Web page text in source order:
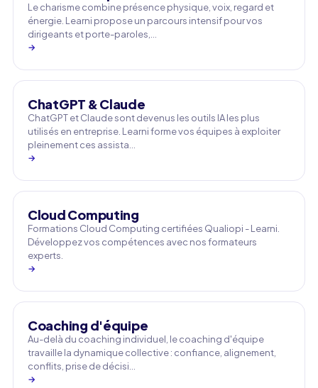
Le charisme combine présence physique, voix, regard et
énergie. Learni propose un parcours intensif pour vos
dirigeants et porte-paroles,…
→
ChatGPT & Claude
ChatGPT et Claude sont devenus les outils IA les plus
utilisés en entreprise. Learni forme vos équipes à exploiter
pleinement ces assista…
→
Cloud Computing
Formations Cloud Computing certifiées Qualiopi - Learni.
Développez vos compétences avec nos formateurs
experts.
→
Coaching d'équipe
Au-delà du coaching individuel, le coaching d'équipe
travaille la dynamique collective : confiance, alignement,
conflits, prise de décisi…
→